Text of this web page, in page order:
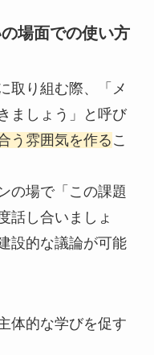
場面での使い方
取り組む際、「メ
ましょう」と呼び
う雰囲気を作る こ
の場で「この課題
話し合いましょ
設的な議論が可能
体的な学びを促す